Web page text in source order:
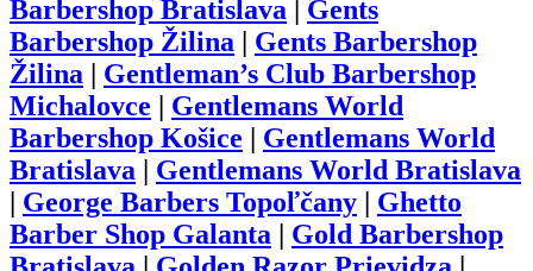
Barbershop Bratislava
Gents
Barbershop Žilina
Gents Barbershop
Žilina
Gentleman’s Club Barbershop
Michalovce
Gentlemans World
Barbershop Košice
Gentlemans World
Bratislava
Gentlemans World Bratislava
George Barbers Topoľčany
Ghetto
Barber Shop Galanta
Gold Barbershop